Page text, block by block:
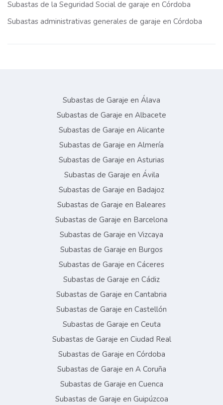
Subastas de la Seguridad Social de garaje en Córdoba
Subastas administrativas generales de garaje en Córdoba
Subastas de Garaje en Álava
Subastas de Garaje en Albacete
Subastas de Garaje en Alicante
Subastas de Garaje en Almería
Subastas de Garaje en Asturias
Subastas de Garaje en Ávila
Subastas de Garaje en Badajoz
Subastas de Garaje en Baleares
Subastas de Garaje en Barcelona
Subastas de Garaje en Vizcaya
Subastas de Garaje en Burgos
Subastas de Garaje en Cáceres
Subastas de Garaje en Cádiz
Subastas de Garaje en Cantabria
Subastas de Garaje en Castellón
Subastas de Garaje en Ceuta
Subastas de Garaje en Ciudad Real
Subastas de Garaje en Córdoba
Subastas de Garaje en A Coruña
Subastas de Garaje en Cuenca
Subastas de Garaje en Guipúzcoa